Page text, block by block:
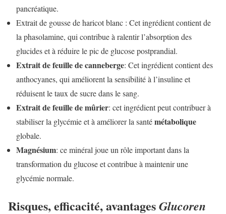
pancréatique.
Extrait de gousse de haricot blanc : Cet ingrédient contient de
la phasolamine, qui contribue à ralentir l’absorption des
glucides et à réduire le pic de glucose postprandial.
Extrait de feuille de canneberge: Cet ingrédient contient des
anthocyanes, qui améliorent la sensibilité à l’insuline et
réduisent le taux de sucre dans le sang.
Extrait de feuille de mûrier: cet ingrédient peut contribuer à
stabiliser la glycémie et à améliorer la santémétabolique
globale.
Magnésium: ce minéral joue un rôle important dans la
transformation du glucose et contribue à maintenir une
glycémie normale.
Risques, efficacité, avantagesGlucoren